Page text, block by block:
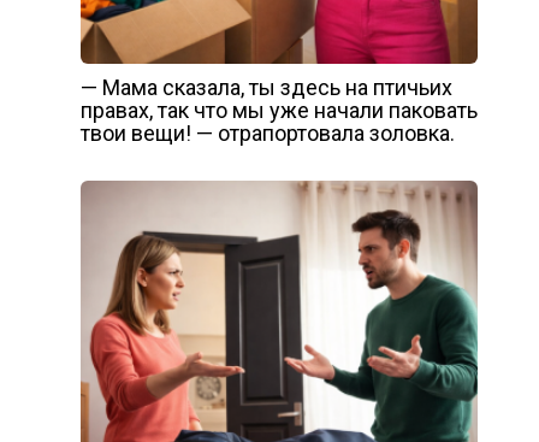
— Мама сказала, ты здесь на птичьих
правах, так что мы уже начали паковать
твои вещи! — отрапортовала золовка.